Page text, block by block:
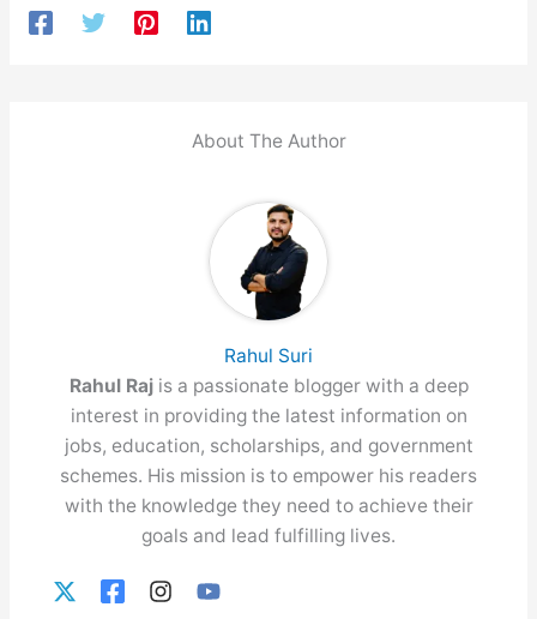
About The Author
Rahul Suri
Rahul Raj is a passionate blogger with a deep
interest in providing the latest information on
jobs, education, scholarships, and government
schemes. His mission is to empower his readers
with the knowledge they need to achieve their
goals and lead fulfilling lives.